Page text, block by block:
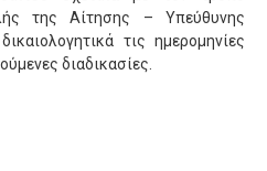
της Αίτησης – Υπεύθυνης
τις ημερομηνίες
διαδικασίες.